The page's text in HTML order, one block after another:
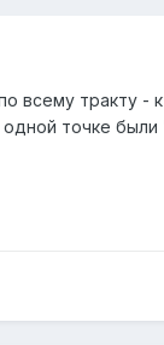
всему тракту -
точке